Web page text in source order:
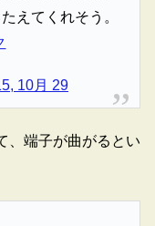
えてくれそう。
10月 29
、端子が曲がるとい